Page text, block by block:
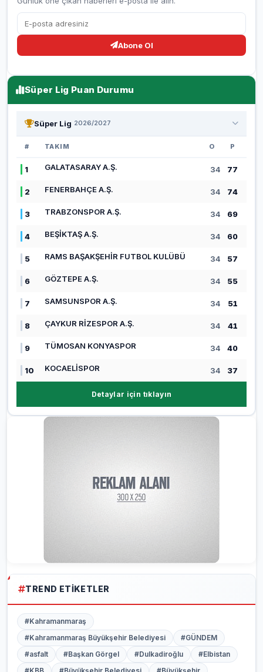
Abone Ol
Süper Lig Puan Durumu
Süper Lig 2026/2027
# TAKIM O P
1 GALATASARAY A.Ş. 34 77
2 FENERBAHÇE A.Ş. 34 74
3 TRABZONSPOR A.Ş. 34 69
4 BEŞİKTAŞ A.Ş. 34 60
5 RAMS BAŞAKŞEHİR FUTBOL KULÜBÜ 34 57
6 GÖZTEPE A.Ş. 34 55
7 SAMSUNSPOR A.Ş. 34 51
8 ÇAYKUR RİZESPOR A.Ş. 34 41
9 TÜMOSAN KONYASPOR 34 40
10 KOCAELİSPOR 34 37
Detaylar için tıklayın
TREND ETIKETLER
#Kahramanmaraş
#Kahramanmaraş Büyükşehir Belediyesi
#GÜNDEM
#asfalt
#Başkan Görgel #Dulkadiroğlu
#Elbistan